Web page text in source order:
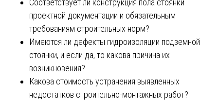
Соответствует ли конструкция пола стоянки
проектной документации и обязательным
требованиям строительных норм?
Имеются ли дефекты гидроизоляции подземной
стоянки, и если да, то какова причина их
возникновения?
Какова стоимость устранения выявленных
недостатков строительно-монтажных работ?